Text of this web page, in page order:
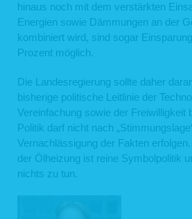
hinaus noch mit dem verstärkten
Energien sowie Dämmungen an der
kombiniert wird, sind sogar
Prozent möglich.
Die Landesregierung sollte daher
bisherige politische Leitlinie der
Vereinfachung sowie der Freiwilligkeit
Politik darf nicht nach
Vernachlässigung der Fakten
der Ölheizung ist reine Symbolpolitik
nichts zu tun.
Rechtsgrundlage für die Verarbeitung der Daten
Daten werden ausschließlich zur Bearbeitung
keine Weitergabe der Daten an Dritte. Sofern
verwenden, holen wir im Vorfeld Ihre
entnehmen lässt, dass der betroffene
während des Absendevorgangs zusätzlich
Daten werden spätestens nach einer Frist von
3. Datenweitergabe und Empfänger
Eine Übermittlung Ihrer personenbezogenen
außer